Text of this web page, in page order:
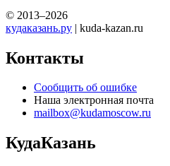
© 2013–2026
кудаказань.ру | kuda-kazan.ru
Контакты
Сообщить об ошибке
Наша электронная почта
mailbox@kudamoscow.ru
КудаКазань